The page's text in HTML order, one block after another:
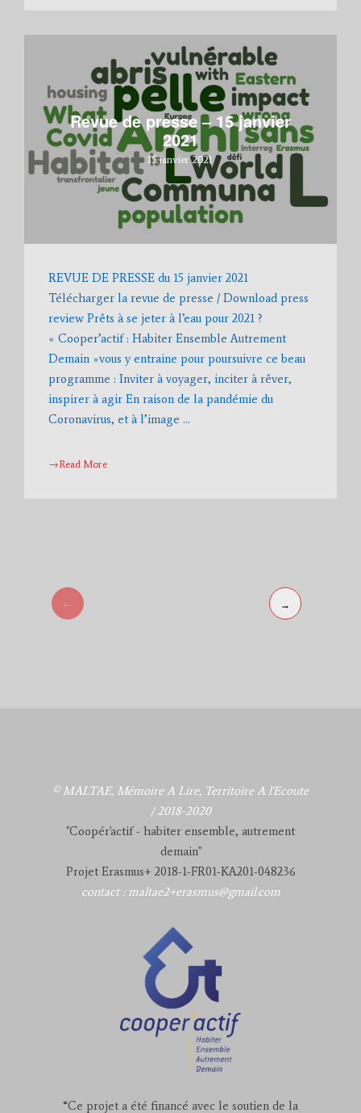
Revue de presse – 15 janvier
2021
15 janvier 2021
REVUE DE PRESSE du 15 janvier 2021
Télécharger la revue de presse / Download press
review Prêts à se jeter à l’eau pour 2021 ?
« Cooper’actif : Habiter Ensemble Autrement
Demain »vous y entraine pour poursuivre ce beau
programme : Inviter à voyager, inciter à rêver,
inspirer à agir En raison de la pandémie du
Coronavirus, et à l’image …
→Read More
← →
© MALTAE, Mémoire A Lire, Territoire A l'Ecoute
/ 2018-2020
"Coopér'actif - habiter ensemble, autrement
demain"
Projet Erasmus+ 2018-1-FR01-KA201-048236
contact : maltae2+erasmus@gmail.com
“Ce projet a été financé avec le soutien de la